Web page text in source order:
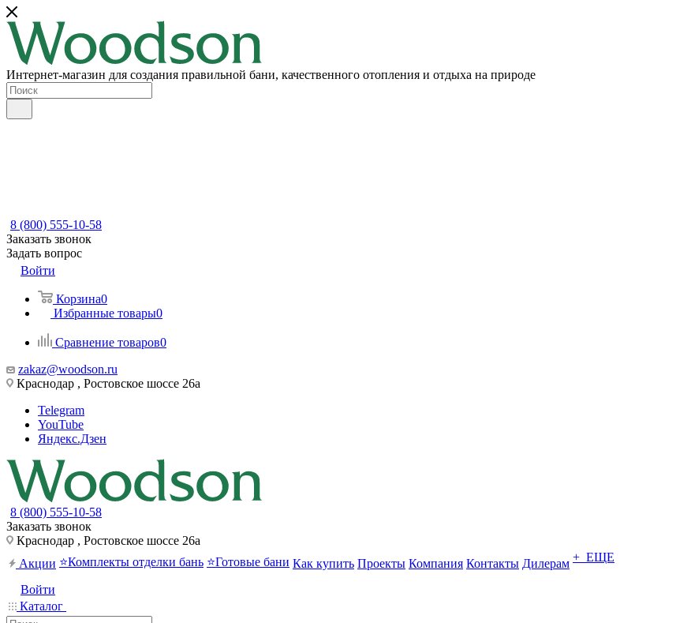
Интернет-магазин для создания правильной бани, качественного отопления и отдыха на природе
8 (800) 555-10-58
Заказать звонок
Задать вопрос
Войти
Корзина0
Избранные товары0
Сравнение товаров0
zakaz@woodson.ru
Краснодар , Ростовское шоссе 26а
Telegram
YouTube
Яндекс.Дзен
8 (800) 555-10-58
Заказать звонок
Краснодар , Ростовское шоссе 26а
Акции ⭐Комплекты отделки бань ⭐Готовые бани Как купить Проекты Компания Контакты Дилерам + ЕЩЕ
Войти
Каталог